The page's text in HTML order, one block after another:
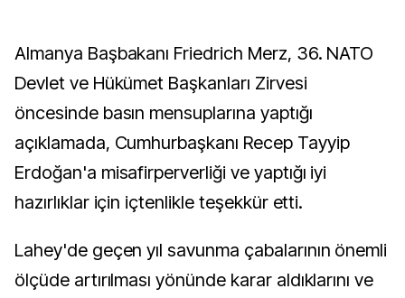
Almanya Başbakanı Friedrich Merz, 36.⁠ NATO
Devlet ve Hükümet Başkanları Zirvesi
öncesinde basın mensuplarına yaptığı
açıklamada, Cumhurbaşkanı Recep Tayyip
Erdoğan'a misafirperverliği ve yaptığı iyi
hazırlıklar için içtenlikle teşekkür etti.
Lahey'de geçen yıl savunma çabalarının önemli
ölçüde artırılması yönünde karar aldıklarını ve